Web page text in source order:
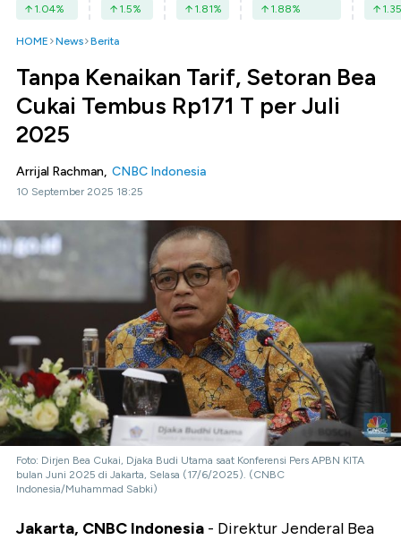
1.04% 1.5% 1.81% 1.88% 1.35
HOME News Berita
Tanpa Kenaikan Tarif, Setoran Bea
Cukai Tembus Rp171 T per Juli
2025
Arrijal Rachman, CNBC Indonesia
10 September 2025 18:25
Foto: Dirjen Bea Cukai, Djaka Budi Utama saat Konferensi Pers APBN KITA
bulan Juni 2025 di Jakarta, Selasa (17/6/2025). (CNBC
Indonesia/Muhammad Sabki)
Jakarta, CNBC Indonesia - Direktur Jenderal Bea